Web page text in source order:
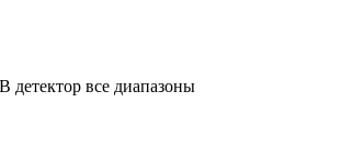
детектор все диапазоны